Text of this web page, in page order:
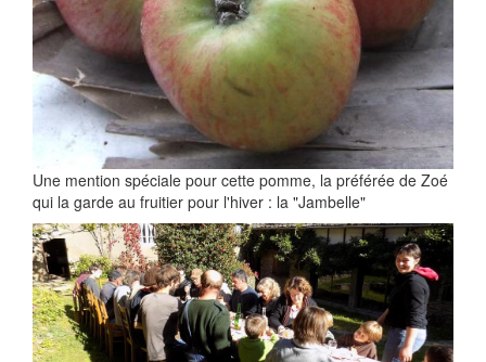
Une mention spéciale pour cette pomme, la préférée de Zoé
qui la garde au fruitier pour l'hiver : la "Jambelle"